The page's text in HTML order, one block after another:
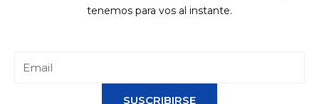
tenemos para vos al instante.
SUSCRIBIRSE